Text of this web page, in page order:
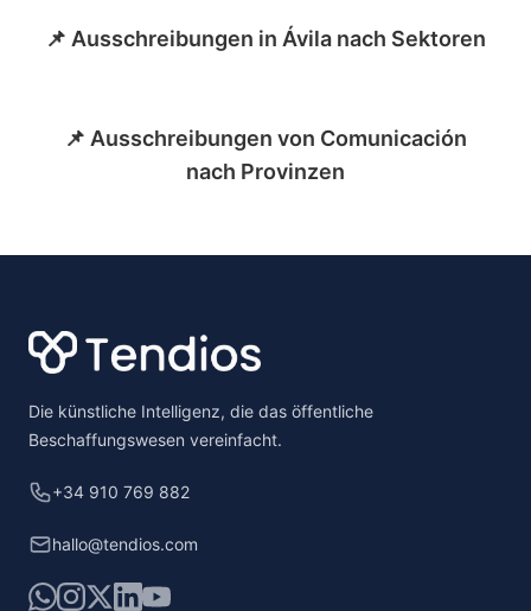
📌 Ausschreibungen in Ávila nach Sektoren
📌 Ausschreibungen von Comunicación
nach Provinzen
Die künstliche Intelligenz, die das öffentliche
Beschaffungswesen vereinfacht.
+34 910 769 882
hallo@tendios.com
WhatsApp
Instagram
X LinkedIn
YouTube